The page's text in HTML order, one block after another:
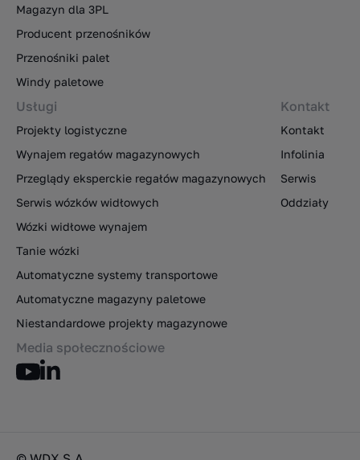
Magazyn dla 3PL
Producent przenośników
Przenośniki palet
Windy paletowe
Usługi
Projekty logistyczne
Wynajem regałów magazynowych
Przeglądy eksperckie regałów magazynowych
Serwis wózków widłowych
Wózki widłowe wynajem
Tanie wózki
Automatyczne systemy transportowe
Automatyczne magazyny paletowe
Niestandardowe projekty magazynowe
Kontakt
Kontakt
Infolinia
Serwis
Oddziały
Media społecznościowe